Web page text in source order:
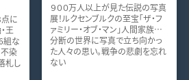
に
王
組な
染
札し
９００万人以上が見た伝説の写真
展！ルクセンブルクの至宝「ザ・フ
ァミリー・オブ・マン」人間家族…
分断の世界に写真で立ち向かっ
た人々の思い。戦争の悲劇を忘れ
ない